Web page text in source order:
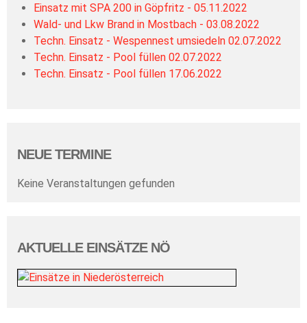
Einsatz mit SPA 200 in Göpfritz - 05.11.2022
Wald- und Lkw Brand in Mostbach - 03.08.2022
Techn. Einsatz - Wespennest umsiedeln 02.07.2022
Techn. Einsatz - Pool füllen 02.07.2022
Techn. Einsatz - Pool füllen 17.06.2022
NEUE TERMINE
Keine Veranstaltungen gefunden
AKTUELLE EINSÄTZE NÖ